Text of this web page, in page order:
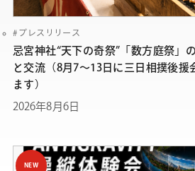
プレスリリース
忌宮神社“天下の奇祭”「数方庭祭」
と交流（8月7～13日に三日相撲後援
ます）
2026年8月6日